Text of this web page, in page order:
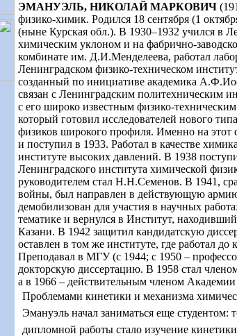
ЭМАНУЭЛЬ, НИКОЛАЙ МАРКОВИЧ
физико-химик. Родился 18 сентября (1
(ныне Курская обл.). В 1930–1932 учился в
химическим уклоном и на фабрично-
комбинате им. Д.И.Менделеева, работал
Ленинградском физико-техническом
созданный по инициативе академика
связан с Ленинградским политехническим
с его широко известным физико-техническим
который готовил исследователей нового
физиков широкого профиля. Именно на этот
и поступил в 1933. Работал в качестве
институте высоких давлений. В 1938
Ленинградского института химической
руководителем стал Н.Н.Семенов. В 1941,
войны, был направлен в действующую
демобилизован для участия в научных
тематике и вернулся в Институт,
Казани. В 1942 защитил кандидатскую
оставлен в том же институте, где работал до
Преподавал в МГУ (с 1944; с 1950 –
докторскую диссертацию. В 1958 стал
а в 1966 – действительным членом
Проблемами кинетики и механизма
Эмануэль начал заниматься еще студентом:
дипломной работы стало изучение